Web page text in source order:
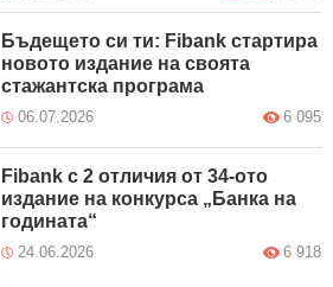
Бъдещето си ти: Fibank стартира
новото издание на своята
стажантска програма
06.07.2026 6 095
Fibank с 2 отличия от 34-ото
издание на конкурса „Банка на
годината“
24.06.2026 6 918